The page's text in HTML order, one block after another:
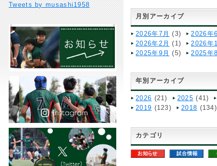
月別アーカイブ
2026年7月 (3)
2026年
2026年2月 (1)
2026年
2025年9月 (5) 2025年
年別アーカイブ
2026 (21) 2025 (41)
2019 (123) 2018 (134)
カテゴリ
Tweets by musashi1958